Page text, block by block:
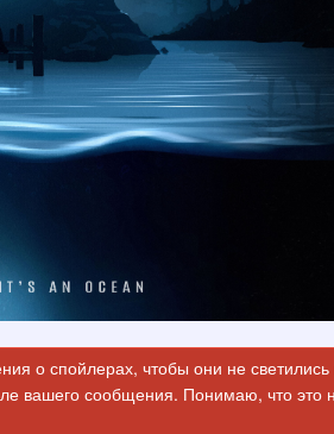
о спойлерах, чтобы они не
вашего сообщения. Понимаю, что это